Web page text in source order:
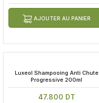
AJOUTER AU PANIER
Luxeol Shampooing Anti Chute
Progressive 200ml
47.800 DT